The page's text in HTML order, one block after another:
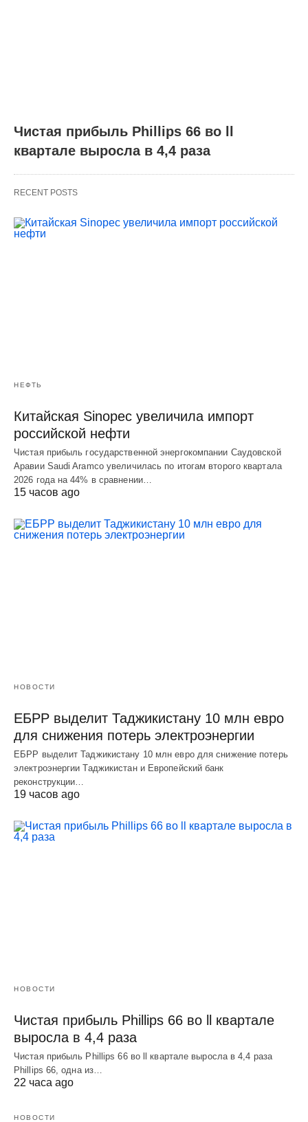
Чистая прибыль Phillips 66 во ll
квартале выросла в 4,4 раза
RECENT POSTS
НЕФТЬ
Китайская Sinopec увеличила импорт
российской нефти
Чистая прибыль государственной энергокомпании Саудовской
Аравии Saudi Aramco увеличилась по итогам второго квартала
2026 года на 44% в сравнении…
15 часов ago
НОВОСТИ
ЕБРР выделит Таджикистану 10 млн евро
для снижения потерь электроэнергии
ЕБРР выделит Таджикистану 10 млн евро для снижение потерь
электроэнергии Таджикистан и Европейский банк
реконструкции…
19 часов ago
НОВОСТИ
Чистая прибыль Phillips 66 во ll квартале
выросла в 4,4 раза
Чистая прибыль Phillips 66 во ll квартале выросла в 4,4 раза
Phillips 66, одна из…
22 часа ago
НОВОСТИ